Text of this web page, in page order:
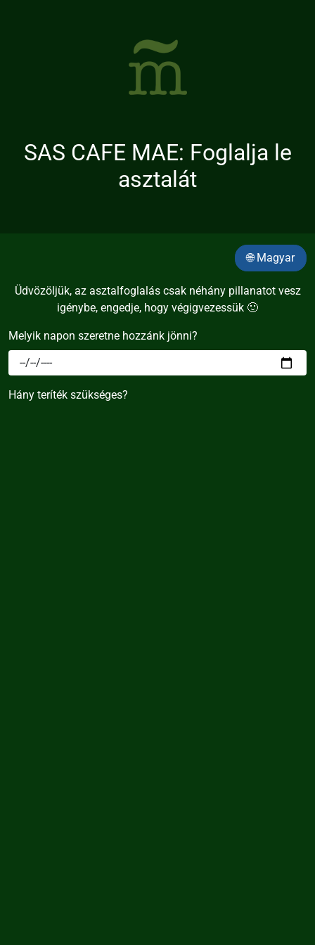
SAS CAFE MAE: Foglalja le
asztalát
🌐 Magyar
Üdvözöljük, az asztalfoglalás csak néhány pillanatot vesz
igénybe, engedje, hogy végigvezessük 🙂
Melyik napon szeretne hozzánk jönni?
Hány teríték szükséges?